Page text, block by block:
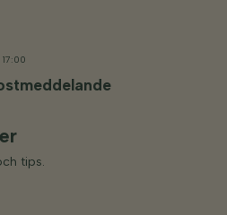
tips.